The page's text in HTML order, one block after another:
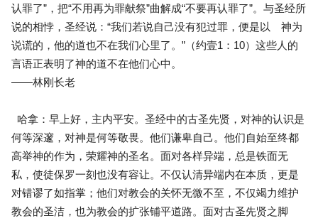
认罪了”，把“不用再为罪献祭”曲解成“不要再认罪了”。与圣经所
说的相悖，圣经说：“我们若说自己没有犯过罪，便是以 神为
说谎的，他的道也不在我们心里了。”（约壹1：10）这些人的
言语正表明了神的道不在他们心中。
——林刚长老
哈拿：早上好，主内平安。圣经中的古圣先贤，对神的认识是
何等深邃，对神是何等敬畏。他们谦卑自己。他们自始至终都
高举神的作为，荣耀神的圣名。面对各样异端，总是铁面无
私，使徒保罗一刻也没有容让。不仅认清异端内在本质，更是
对错谬了如指掌；他们对教会的关怀无微不至，不仅竭力维护
教会的圣洁，也为教会的扩张铺平道路。面对古圣先贤之脚